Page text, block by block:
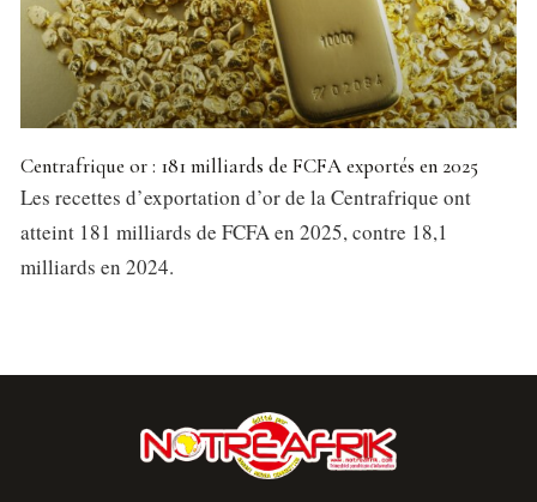
Centrafrique or : 181 milliards de FCFA exportés en 2025
Les recettes d’exportation d’or de la Centrafrique ont
atteint 181 milliards de FCFA en 2025, contre 18,1
milliards en 2024.